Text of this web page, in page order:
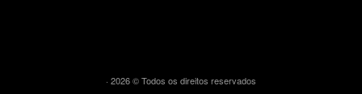
· 2026 © Todos os direitos reservados